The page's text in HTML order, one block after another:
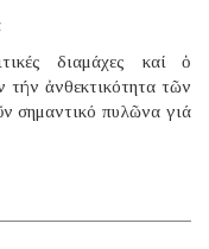
διαμάχες καί ὁ
τήν ἀνθεκτικότητα τῶν
σημαντικό πυλῶνα γιά